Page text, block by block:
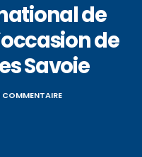
de
de
Savoie